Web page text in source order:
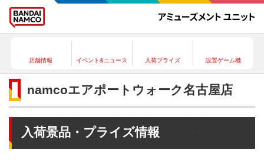
店舗情報 イベント&ニュース 入荷プライズ 設置ゲーム機
namcoエアポートウォーク名古屋店
入荷景品・プライズ情報